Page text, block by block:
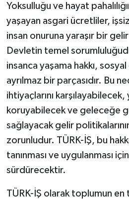
Yoksulluğu ve hayat
yaşayan asgari ücretliler,
insan onuruna yaraşır bir
Devletin temel
insanca yaşama hakkı,
ayrılmaz bir parçasıdır. Bu
ihtiyaçlarını
koruyabilecek ve geleceğe
sağlayacak gelir
zorunludur. TÜRK-İŞ, bu
tanınması ve uygulanması
sürdürecektir.
TÜRK-İŞ olarak toplumun en